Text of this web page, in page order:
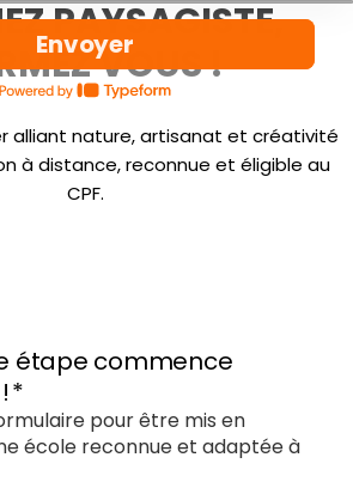
PAYSAGISTE,
VOUS !
alliant nature, artisanat et créativité
à distance, reconnue et éligible au
CPF.